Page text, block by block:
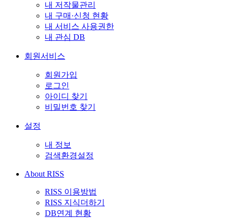
내 저작물관리
내 구매·신청 현황
내 서비스 사용권한
내 관심 DB
회원서비스
회원가입
로그인
아이디 찾기
비밀번호 찾기
설정
내 정보
검색환경설정
About RISS
RISS 이용방법
RISS 지식더하기
DB연계 현황